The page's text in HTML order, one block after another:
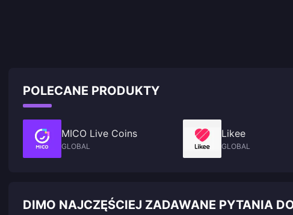
POLECANE PRODUKTY
MICO Live Coins
GLOBAL
Likee
GLOBAL
DIMO NAJCZĘŚCIEJ ZADAWANE PYTANIA